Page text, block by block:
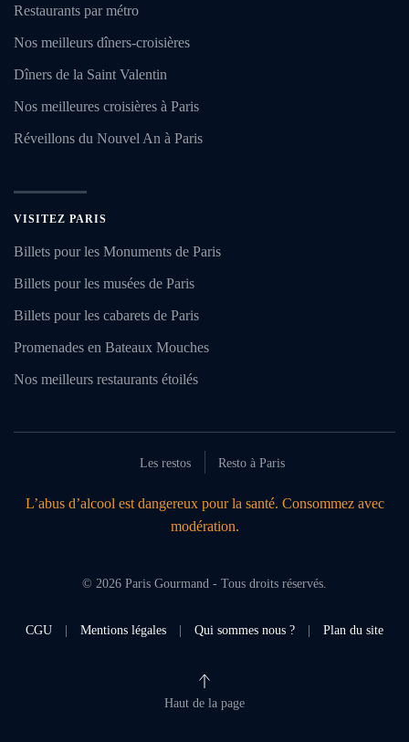
Restaurants par métro
Nos meilleurs dîners-croisières
Dîners de la Saint Valentin
Nos meilleures croisières à Paris
Réveillons du Nouvel An à Paris
VISITEZ PARIS
Billets pour les Monuments de Paris
Billets pour les musées de Paris
Billets pour les cabarets de Paris
Promenades en Bateaux Mouches
Nos meilleurs restaurants étoilés
Les restos Resto à Paris
L’abus d’alcool est dangereux pour la santé. Consommez avec
modération.
© 2026 Paris Gourmand - Tous droits réservés.
CGU Mentions légales Qui sommes nous ? Plan du site
Haut de la page